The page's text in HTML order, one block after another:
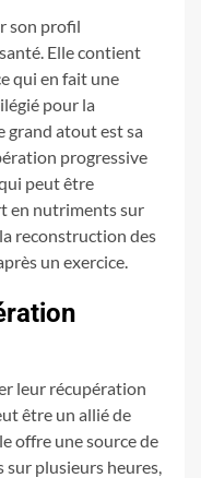
son profil
Elle contient
qui en fait une
pour la
grand atout est sa
progressive
peut être
en nutriments sur
reconstruction des
un exercice.
leur récupération
être un allié de
offre une source de
plusieurs heures,